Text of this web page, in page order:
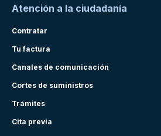
Atención a la ciudadanía
Contratar
Tu factura
Canales de comunicación
Cortes de suministros
Trámites
Cita previa